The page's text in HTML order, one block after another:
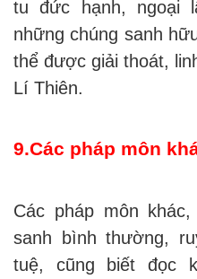
tu đức hạnh, ngoại
những chúng sanh
thể được giải thoát,
Lí Thiên.
9.Các pháp môn
Các pháp môn
sanh bình thường,
tuệ, cũng biết đọc